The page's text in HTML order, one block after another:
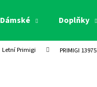
Dámské Doplňky
Letní Primigi PRIMIGI
Co